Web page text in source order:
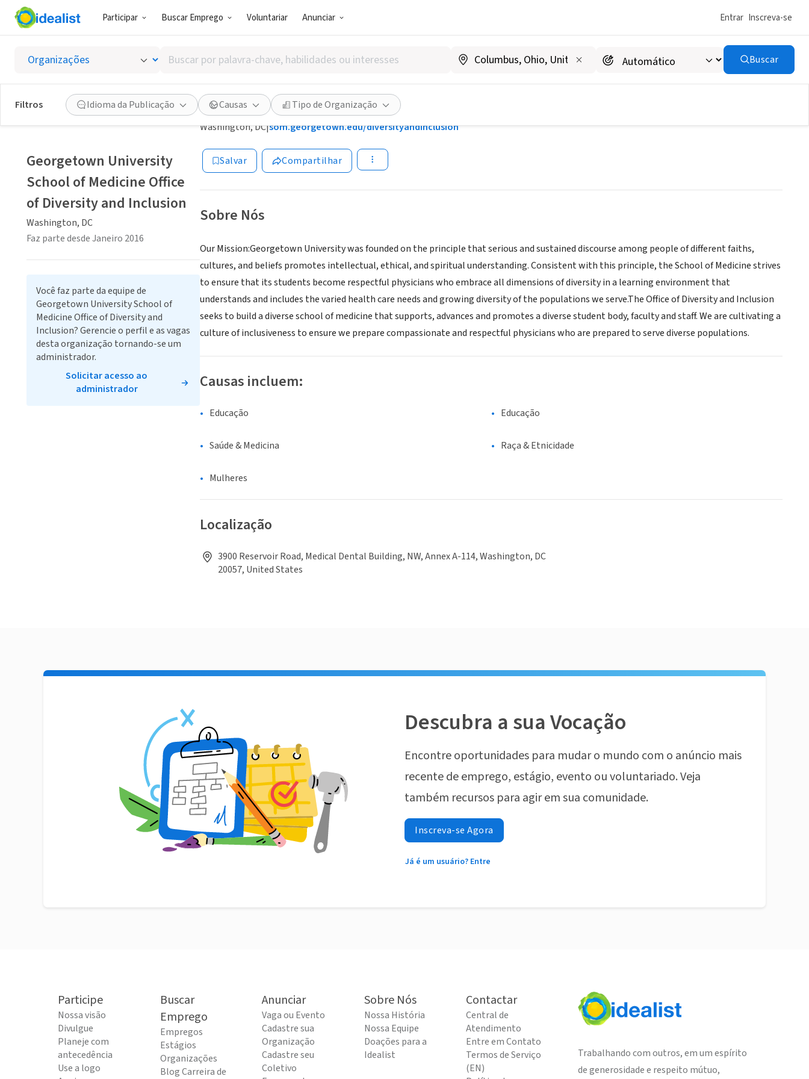
Participar Buscar Emprego Voluntariar Anunciar Entrar Inscreva-se
Buscar
por
palavra-
chave,
habilidades
ou
Buscar
Filtros Idioma da Publicação Causas Tipo de Organização
Georgetown University School of Medicine Office of Diversity
and Inclusion
Washington, DC|som.georgetown.edu/diversityandinclusion
Salvar Compartilhar
Sobre Nós
Our Mission:Georgetown University was founded on the principle that serious and sustained discourse among people of different faiths,
cultures, and beliefs promotes intellectual, ethical, and spiritual understanding. Consistent with this principle, the School of Medicine strives
to ensure that its students become respectful physicians who embrace all dimensions of diversity in a learning environment that
understands and includes the varied health care needs and growing diversity of the populations we serve.The Office of Diversity and Inclusion
seeks to build a diverse school of medicine that supports, advances and promotes a diverse student body, faculty and staff. We are cultivating a
culture of inclusiveness to ensure we prepare compassionate and respectful physicians who are prepared to serve diverse populations.
Causas incluem:
Educação Educação
Saúde & Medicina Raça & Etnicidade
Mulheres
Localização
3900 Reservoir Road, Medical Dental Building, NW, Annex A-114, Washington, DC
20057, United States
Georgetown University
School of Medicine Office
of Diversity and Inclusion
Washington, DC
Faz parte desde Janeiro 2016
Você faz parte da equipe de
Georgetown University School of
Medicine Office of Diversity and
Inclusion? Gerencie o perfil e as vagas
desta organização tornando-se um
administrador.
Solicitar acesso ao
administrador
Descubra a sua Vocação
Encontre oportunidades para mudar o mundo com o anúncio mais
recente de emprego, estágio, evento ou voluntariado. Veja
também recursos para agir em sua comunidade.
Inscreva-se Agora
Já é um usuário? Entre
Participe
Nossa visão
Divulgue
Planeje com
antecedência
Use a logo
Buscar
Emprego
Empregos
Estágios
Organizações
Blog Carreira de
Anunciar
Vaga ou Evento
Cadastre sua
Organização
Cadastre seu
Coletivo
Sobre Nós
Nossa História
Nossa Equipe
Doações para a
Idealist
Contactar
Central de
Atendimento
Entre em Contato
Termos de Serviço
(EN)
Trabalhando com outros, em um espírito
de generosidade e respeito mútuo,